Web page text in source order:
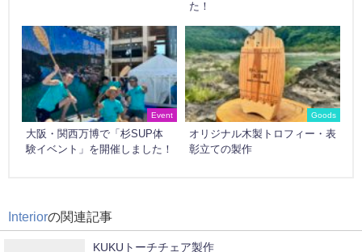
た！
Event
大阪・関西万博で「杉SUP体
験イベント」を開催しました！
Goods
オリジナル木製トロフィー・表
彰立ての製作
Interiorの関連記事
KUKUトーチチェア製作